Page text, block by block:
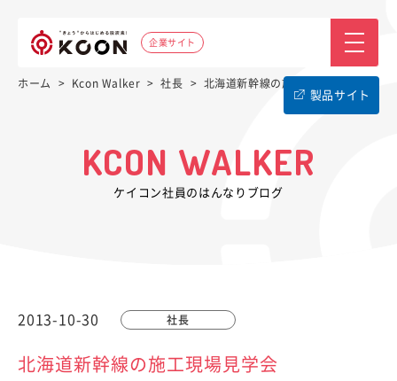
企業サイト
製品サイト
ホーム > Kcon Walker > 社長 > 北海道新幹線の施工現場見学会
KCON WALKER
ケイコン社員のはんなりブログ
2013-10-30 社長
北海道新幹線の施工現場見学会